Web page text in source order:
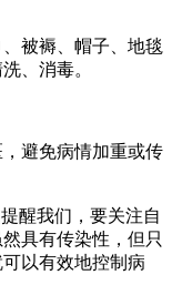
被褥、帽子、地毯
、消毒。
避免病情加重或传
醒我们，要关注自
具有传染性，但只
以有效地控制病